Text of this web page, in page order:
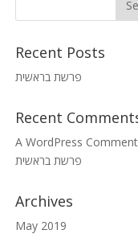
Recent Posts
פרשת בראשית
Recent
A WordPress
פרשת בראשית
Archives
May 2019